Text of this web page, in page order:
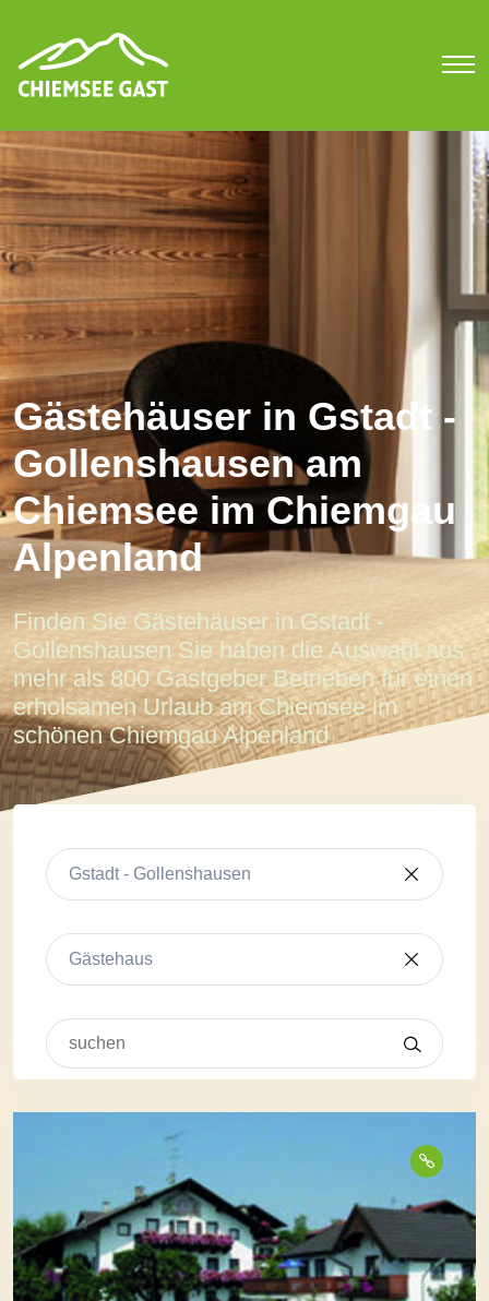
Gästehäuser in Gstadt -
Gollenshausen am
Chiemsee im Chiemgau
Alpenland
Finden Sie Gästehäuser in Gstadt -
Gollenshausen Sie haben die Auswahl aus
mehr als 800 Gastgeber Betrieben für einen
erholsamen Urlaub am Chiemsee im
schönen Chiemgau Alpenland
Gstadt - Gollenshausen
Gästehaus